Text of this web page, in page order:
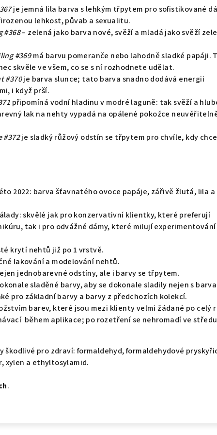
je jemná lila barva s lehkým třpytem pro sofistikované
lehkost, půvab a sexualitu.
#368– zelená jako barva nové, svěží a mladá jako svěží
#369má barvu pomeranče nebo lahodně sladké papáji.
skvěle ve všem, co se s ní rozhodnete udělat.
#370je barva slunce; tato barva snadno dodává energii
i když prší.
připomíná vodní hladinu v modré laguně: tak svěží a
lak na nehty vypadá na opálené pokožce
#372je sladký růžový odstín se třpytem pro chvíle, kdy
2022: barva šťavnatého ovoce papáje, zářivě žlutá, lila a
skvělé jak pro konzervativní klientky, které preferují
tak i pro odvážné dámy, které milují experimentování
krytí nehtů již po 1 vrstvě.
lakování a modelování nehtů.
jednobarevné odstíny, ale i barvy se třpytem.
sladěné barvy, aby se dokonale sladily nejen s
pro základní barvy a barvy z předchozích kolekcí.
barev, které jsou mezi klienty velmi žádané po celý
během aplikace; po rozetření se nehromadí ve středu
škodlivé pro zdraví: formaldehyd, formaldehydové
xylen a ethyltosylamid.
.